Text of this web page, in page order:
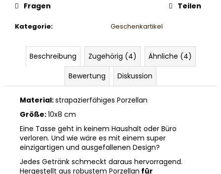
Kategorie: Geschenkartikel
Fragen Teilen
Beschreibung Zugehörig (4)
Ähnliche (4)
Bewertung
Diskussion
Material:strapazierfähiges Porzellan
Größe:10x8 cm
Eine Tasse geht in keinem Haushalt oder Büro
verloren. Und wie wäre es mit einem super
einzigartigen und ausgefallenen Design?
Jedes Getränk schmeckt daraus hervorragend.
Hergestellt aus robustem Porzellan für